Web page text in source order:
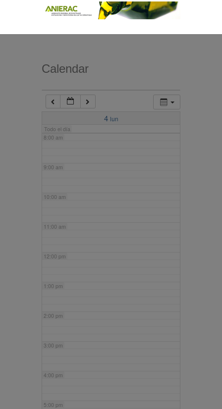
Calendar
4 lun
Todo el día
7:00 am
8:00 am
9:00 am
10:00 am
11:00 am
12:00 pm
1:00 pm
2:00 pm
3:00 pm
4:00 pm
5:00 pm